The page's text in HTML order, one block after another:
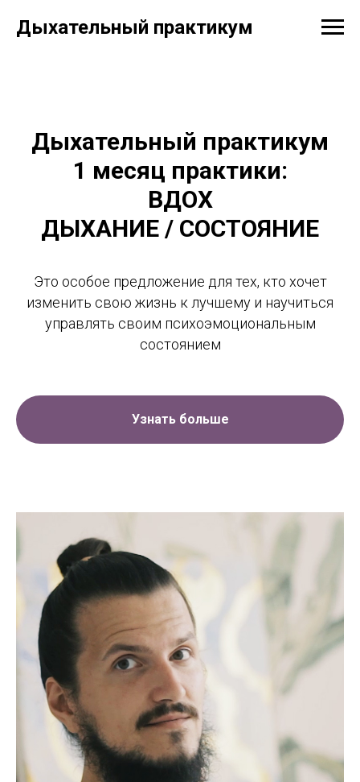
Дыхательный практикум
Дыхательный практикум
1 месяц практики:
ВДОХ
ДЫХАНИЕ / СОСТОЯНИЕ
Это особое предложение для тех, кто хочет
изменить свою жизнь к лучшему и научиться
управлять своим психоэмоциональным
состоянием
Узнать больше